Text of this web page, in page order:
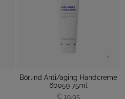
Börlind Anti/aging Handcreme
60059 75ml
€ 19,95